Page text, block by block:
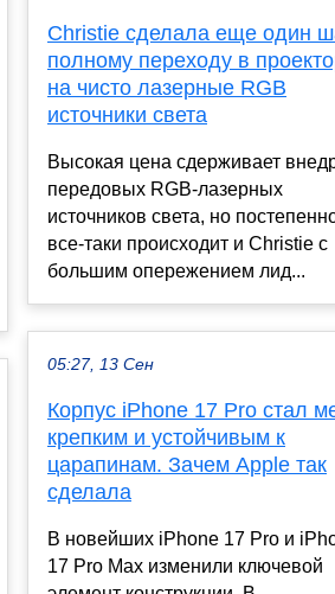
Christie сделала еще один
полному переходу в
на чисто лазерные RGB
источники света
Высокая цена сдерживает
передовых RGB-лазерных
источников света, но
все-таки происходит и Christie с
большим опережением лид...
05:27, 13 Сен
Корпус iPhone 17 Pro стал
крепким и устойчивым к
царапинам. Зачем Apple так
сделала
В новейших iPhone 17 Pro и
17 Pro Max изменили ключевой